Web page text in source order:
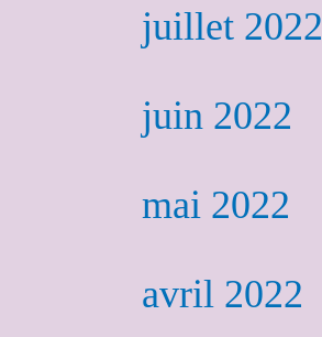
juillet 2022
juin 2022
mai 2022
avril 2022